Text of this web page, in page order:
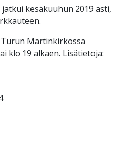
kesäkuuhun 2019 asti,
Martinkirkossa
klo 19 alkaen. Lisätietoja: